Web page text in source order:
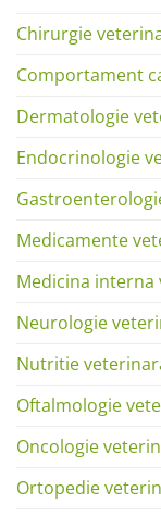
Chirurgie
Comportament
Dermatologie
Endocrinologie
Medicamente
Medicina interna
Neurologie
Nutritie
Oftalmologie
Oncologie
Ortopedie